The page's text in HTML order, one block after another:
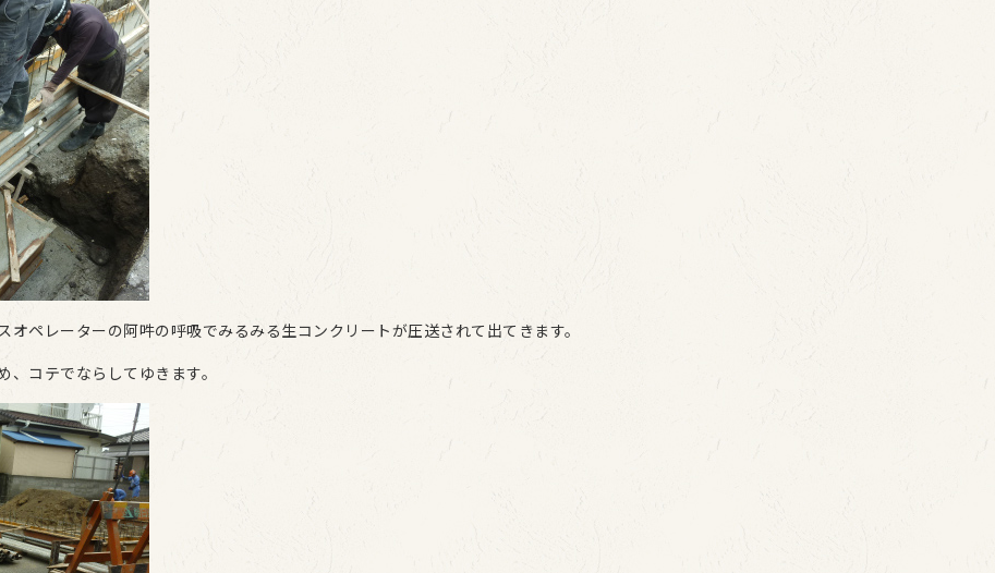
ペレーターの阿吽の呼吸でみるみる生コンクリートが圧送されて出てきます。
コテでならしてゆきます。